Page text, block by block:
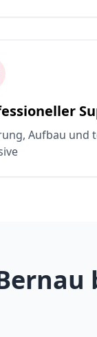
Aufbau und